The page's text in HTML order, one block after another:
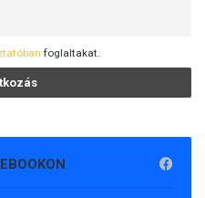
foglaltakat.